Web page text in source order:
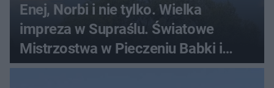
Enej, Norbi i nie tylko. Wielka
impreza w Supraślu. Światowe
Mistrzostwa w Pieczeniu Babki i
Kiszki Ziemniaczanej